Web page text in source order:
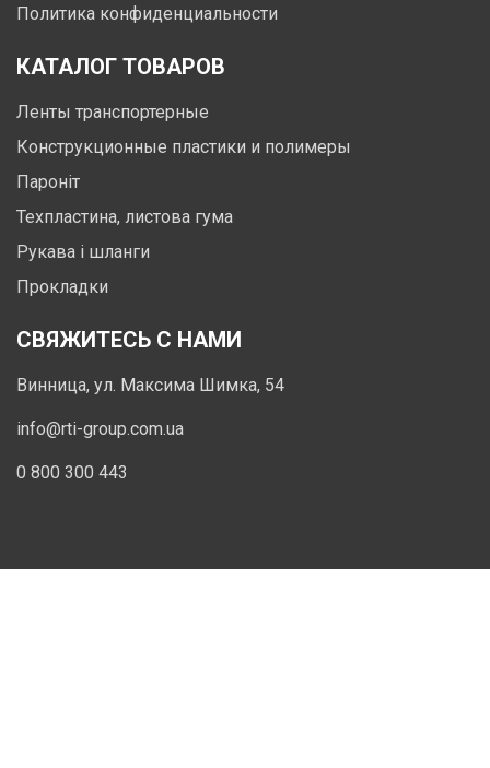
Политика конфиденциальности
КАТАЛОГ ТОВАРОВ
Ленты транспортерные
Конструкционные пластики и полимеры
Пароніт
Техпластина, листова гума
Рукава і шланги
Прокладки
СВЯЖИТЕСЬ С НАМИ
Винница, ул. Максима Шимка, 54
info@rti-group.com.ua
0 800 300 443